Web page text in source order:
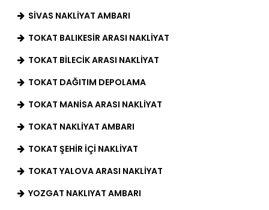
SIVAS NAKLIYAT AMBARI
TOKAT BALIKESIR ARASI NAKLIYAT
TOKAT BILECIK ARASI NAKLIYAT
TOKAT DAĞITIM DEPOLAMA
TOKAT MANISA ARASI NAKLIYAT
TOKAT NAKLIYAT AMBARI
TOKAT ŞEHIR İÇI NAKLIYAT
TOKAT YALOVA ARASI NAKLIYAT
YOZGAT NAKLIYAT AMBARI